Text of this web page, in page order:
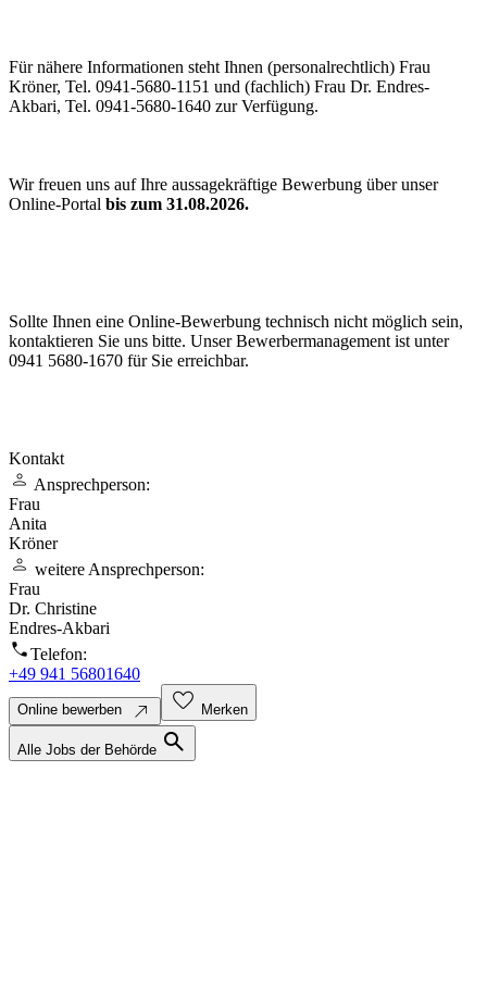
Für nähere Informationen steht Ihnen (personalrechtlich) Frau
Kröner, Tel. 0941-5680-1151 und (fachlich) Frau Dr. Endres-
Akbari, Tel. 0941-5680-1640 zur Verfügung.
Wir freuen uns auf Ihre aussagekräftige Bewerbung über unser
Online-Portal bis zum 31.08.2026.
Sollte Ihnen eine Online-Bewerbung technisch nicht möglich sein,
kontaktieren Sie uns bitte. Unser Bewerbermanagement ist unter
0941 5680-1670 für Sie erreichbar.
Kontakt
person Ansprechperson:
Frau
Anita
Kröner
person weitere Ansprechperson:
Frau
Dr. Christine
Endres-Akbari
callTelefon:
+49 941 56801640
Online bewerben north_east favorite Merken
Alle Jobs der Behörde search